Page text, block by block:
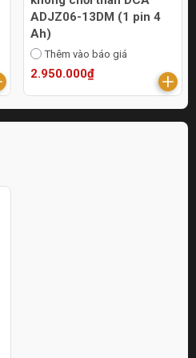
ADJZ06-13DM (1 pin 4
Ah)
Thêm vào báo giá
2.950.000₫